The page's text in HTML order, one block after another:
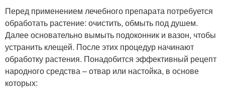
Перед применением лечебного препарата потребуется
обработать растение: очистить, обмыть под душем.
Далее основательно вымыть подоконник и вазон, чтобы
устранить клещей. После этих процедур начинают
обработку растения. Понадобится эффективный рецепт
народного средства – отвар или настойка, в основе
которых: